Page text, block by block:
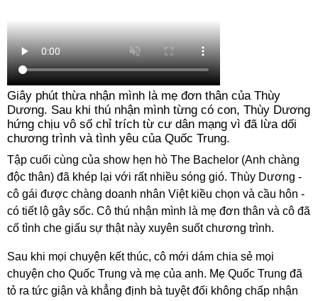
Giây phút thừa nhận mình là mẹ đơn thân của Thùy
Dương. Sau khi thú nhận mình từng có con, Thùy Dương
hứng chịu vô số chỉ trích từ cư dân mạng vì đã lừa dối
chương trình và tình yêu của Quốc Trung.
Tập cuối cùng của show hẹn hò The Bachelor (Anh chàng
độc thân) đã khép lại với rất nhiều sóng gió. Thùy Dương -
cô gái được chàng doanh nhân Việt kiều chọn và cầu hôn -
có tiết lộ gây sốc. Cô thú nhận mình là mẹ đơn thân và cô đã
cố tình che giấu sự thật này xuyên suốt chương trình.
Sau khi mọi chuyện kết thúc, cô mới dám chia sẻ mọi
chuyện cho Quốc Trung và mẹ của anh. Mẹ Quốc Trung đã
tỏ ra tức giận và khẳng định bà tuyệt đối không chấp nhận